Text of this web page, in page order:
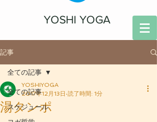
YOSHI YOGA
記事
全ての記事
スケジュール
全ての記事
湯タンポ
YOSHIYOGA
2017年12月13日 読了時間: 1分